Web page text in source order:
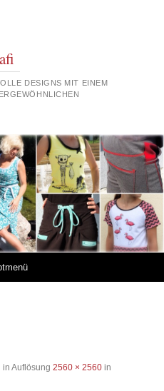
DESIGNS MIT EINEM
in Auflösung 2560 × 2560in